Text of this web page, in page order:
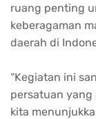
ruang penting
keberagaman
daerah di
“Kegiatan ini
persatuan yang
kita